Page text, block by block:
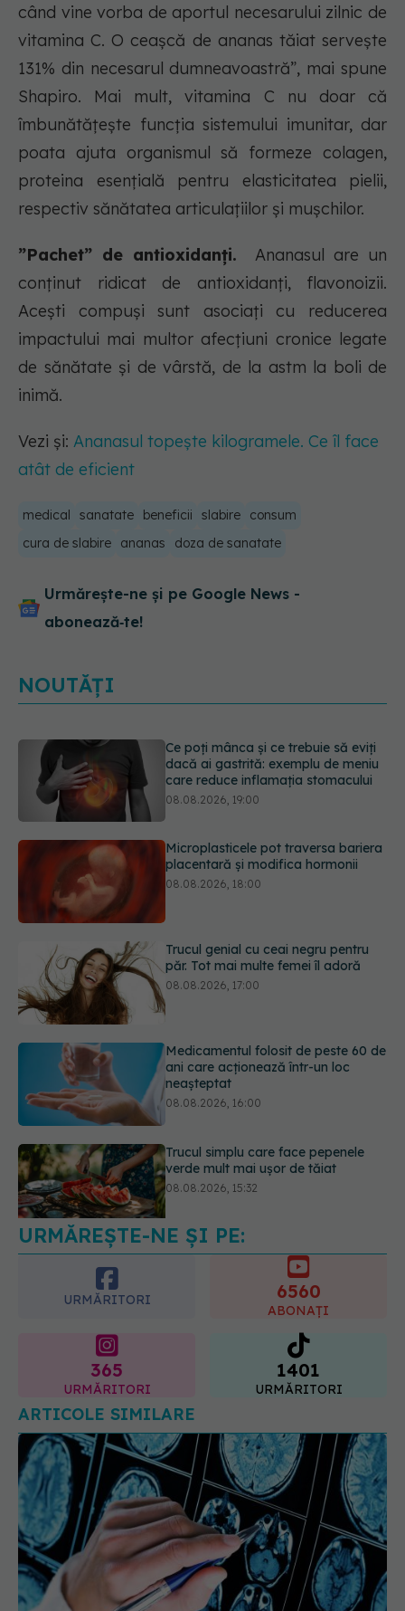
când vine vorba de aportul necesarului zilnic de
vitamina C. O ceașcă de ananas tăiat servește
131% din necesarul dumneavoastră”, mai spune
Shapiro. Mai mult, vitamina C nu doar că
îmbunătățește funcția sistemului imunitar, dar
poata ajuta organismul să formeze colagen,
proteina esențială pentru elasticitatea pielii,
respectiv sănătatea articulațiilor și mușchilor.
”Pachet” de antioxidanți.
Ananasul are un
conținut ridicat de antioxidanți, flavonoizii.
Acești compuși sunt asociați cu reducerea
impactului mai multor afecțiuni cronice legate
de sănătate și de vârstă, de la astm la boli de
inimă.
Vezi și: Ananasul topește kilogramele. Ce îl face
atât de eficient
medical sanatate beneficii slabire
consum
cura de slabire
ananas doza de sanatate
Urmărește-ne și pe Google News -
abonează‑te!
NOUTĂȚI
Microplasticele pot traversa bariera
placentară și modifica hormonii
08.08.2026, 18:00
Trucul genial cu ceai negru pentru
păr. Tot mai multe femei îl adoră
08.08.2026, 17:00
Medicamentul folosit de peste 60 de
ani care acționează într-un loc
neașteptat
Trucul simplu care face pepenele
verde mult mai ușor de tăiat
08.08.2026, 15:32
Ce poți mânca și ce trebuie să eviți
dacă ai gastrită: exemplu de meniu
care reduce inflamația stomacului
URMĂREȘTE-NE ȘI PE:
URMĂRITORI 6560
ABONAȚI
365
URMĂRITORI
1401
URMĂRITORI
ARTICOLE SIMILARE